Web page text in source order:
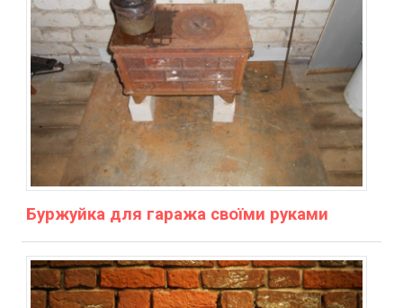
Буржуйка для гаража своїми руками